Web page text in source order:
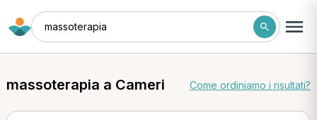
massoterapia
massoterapia a Cameri Come ordiniamo i risultati?